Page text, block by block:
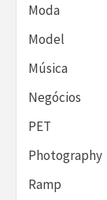
Moda
Model
Música
Negócios
PET
Photography
Ramp